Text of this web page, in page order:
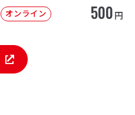
オンライン 500円